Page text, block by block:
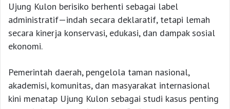
Ujung Kulon berisiko berhenti sebagai label
administratif—indah secara deklaratif, tetapi lemah
secara kinerja konservasi, edukasi, dan dampak sosial
ekonomi.
Pemerintah daerah, pengelola taman nasional,
akademisi, komunitas, dan masyarakat internasional
kini menatap Ujung Kulon sebagai studi kasus penting